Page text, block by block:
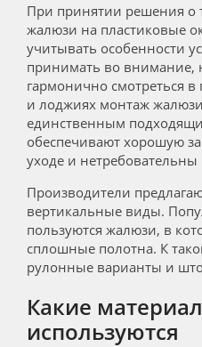
При принятии решения о
жалюзи на пластиковые
учитывать особенности
принимать во внимание,
гармонично смотреться
и лоджиях монтаж
единственным
обеспечивают хорошую
уходе и нетребовательны
Производители
вертикальные виды.
пользуются жалюзи, в
сплошные полотна. К
рулонные варианты и
Какие
используются